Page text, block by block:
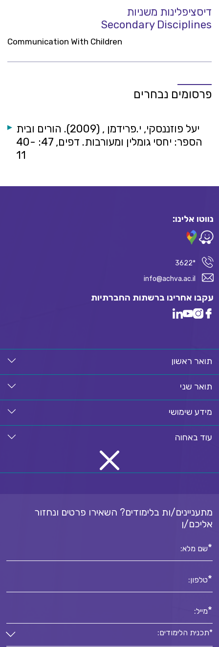
דיסציפלינות משניות
Secondary Disciplines
Communication With Children
פרסומים נבחרים
יעל פוזננסקי, י.פרידמן , (2009). הורים ובית
הספר: יחסי גומלין ומעורבות. דפים, 47: 40-
11
נווטו אלינו:
*3622
info@achva.ac.il
עקבו אחרינו ברשתות החברתיות
תואר ראשון
תואר שני
מידע שימושי
עוד באחוה
מתעניינים/ות בלימודים? השאירו פרטים ונחזור
אליכם/ן
שם מלא:*
טלפון:*
מייל:*
*תכנית הלימודים: